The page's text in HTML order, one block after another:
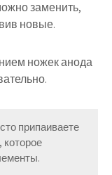
заменить,
новые.
ножек анода
припаиваете
которое